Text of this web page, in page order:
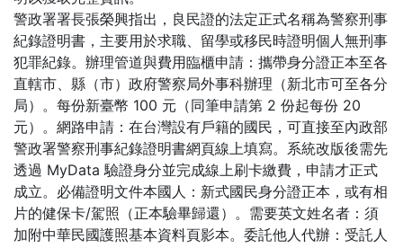
警政署署長張榮興指出，良民證的法定正式名稱為警察刑事
紀錄證明書，主要用於求職、留學或移民時證明個人無刑事
犯罪紀錄。辦理管道與費用臨櫃申請：攜帶身分證正本至各
直轄市、縣（市）政府警察局外事科辦理（新北市可至各分
局）。每份新臺幣 100 元（同筆申請第 2 份起每份 20
元）。網路申請：在台灣設有戶籍的國民，可直接至內政部
警政署警察刑事紀錄證明書網頁線上填寫。系統改版後需先
透過 MyData 驗證身分並完成線上刷卡繳費，申請才正式
成立。必備證明文件本國人：新式國民身分證正本，或有相
片的健保卡/駕照（正本驗畢歸還）。需要英文姓名者：須
加附中華民國護照基本資料頁影本。委託他人代辦：受託人